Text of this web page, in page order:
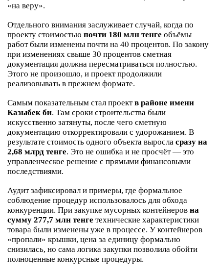
«на веру».
Отдельного внимания заслуживает случай, когда по
проекту стоимостью почти 180 млн тенге объёмы
работ были изменены почти на 40 процентов. По закону
при изменениях свыше 30 процентов сметная
документация должна пересматриваться полностью.
Этого не произошло, и проект продолжили
реализовывать в прежнем формате.
Самым показательным стал проектв районе имени
Казыбек би. Там сроки строительства были
искусственно затянуты, после чего сметную
документацию откорректировали с удорожанием. В
результате стоимость одного объекта выросла сразу на
2,68 млрд тенге. Это не ошибка и не просчёт — это
управленческое решение с прямыми финансовыми
последствиями.
Аудит зафиксировал и примеры, где формальное
соблюдение процедур использовалось для обхода
конкуренции. При закупке мусорных контейнеров на
сумму 277,7 млн тенге технические характеристики
товара были изменены уже в процессе. У контейнеров
«пропали» крышки, цена за единицу формально
снизилась, но сама логика закупки позволила обойти
полноценные конкурсные процедуры.